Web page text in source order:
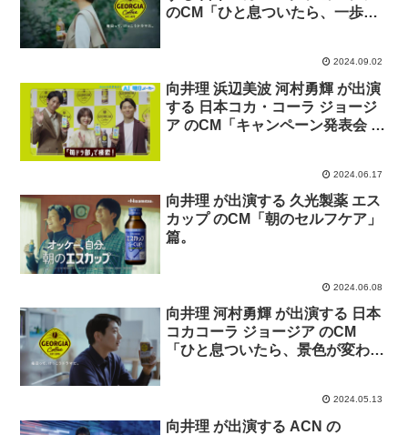
のCM「ひと息ついたら、一歩踏
2024.09.02
向井理 浜辺美波 河村勇輝 が出演
する 日本コカ・コーラ ジョージ
ア のCM「キャンペーン発表会 舞
2024.06.17
向井理 が出演する 久光製薬 エス
カップ のCM「朝のセルフケア」
篇。
2024.06.08
向井理 河村勇輝 が出演する 日本
コカコーラ ジョージア のCM
「ひと息ついたら、景色が変わっ
2024.05.13
向井理 が出演する ACN の